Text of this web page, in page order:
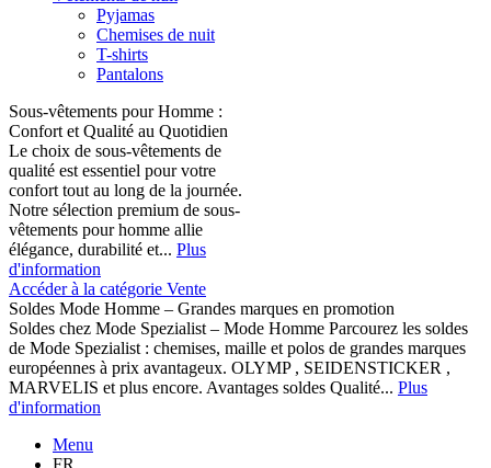
Pyjamas
Chemises de nuit
T-shirts
Pantalons
Sous-vêtements pour Homme :
Confort et Qualité au Quotidien
Le choix de sous-vêtements de
qualité est essentiel pour votre
confort tout au long de la journée.
Notre sélection premium de sous-
vêtements pour homme allie
élégance, durabilité et... Plus
d'information
Accéder à la catégorie Vente
Soldes Mode Homme – Grandes marques en promotion
Soldes chez Mode Spezialist – Mode Homme Parcourez les soldes
de Mode Spezialist : chemises, maille et polos de grandes marques
européennes à prix avantageux. OLYMP , SEIDENSTICKER ,
MARVELIS et plus encore. Avantages soldes Qualité... Plus
d'information
Menu
FR